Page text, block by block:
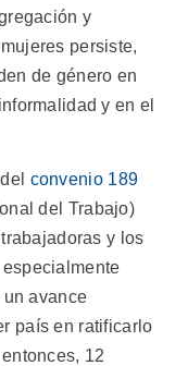
y
persiste,
de género en
y en el
convenio 189
del Trabajo)
y los
avance
país en ratificarlo
12